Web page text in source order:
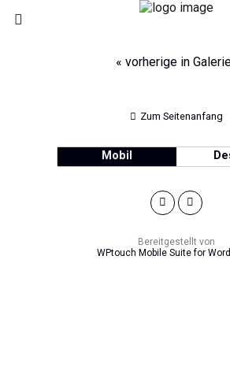
« vorherige in
Zum Seitenanfang
Mobil
Bereitgestellt von
WPtouch Mobile Suite for